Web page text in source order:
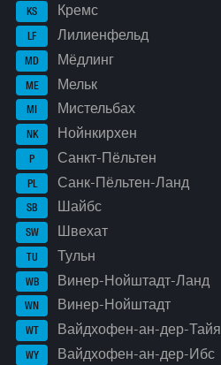
KS Кремс
LF Лилиенфельд
MD Мёдлинг
ME Мельк
MI Мистельбах
NK Нойнкирхен
P Санкт-Пёльтен
PL Санк-Пёльтен-Ланд
SB Шайбс
SW Швехат
TU Тульн
WB Винер-Нойштадт-Ланд
WN Винер-Нойштадт
WT Вайдхофен-ан-дер-Тайя
WY Вайдхофен-ан-дер-Ибс